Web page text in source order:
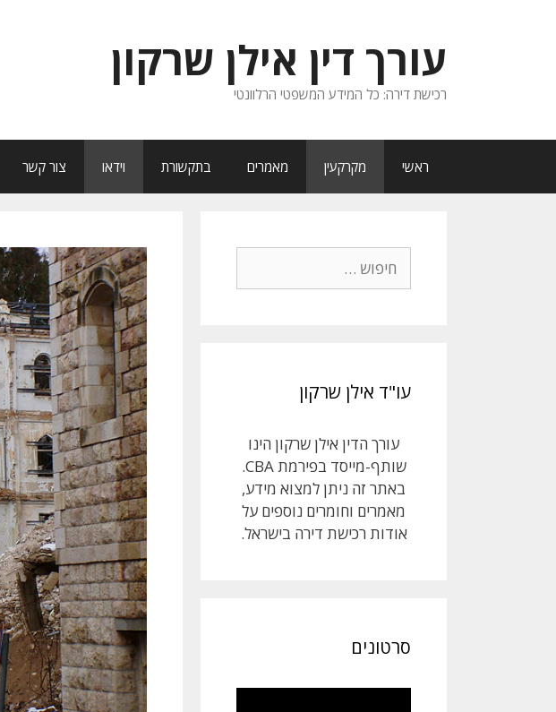
עורך דין אילן שרקון
רכישת דירה: כל המידע המשפטי הרלוונטי
ראשי מקרקעין מאמרים בתקשורת וידאו צור קשר
עו"ד אילן שרקון
עורך הדין אילן שרקון הינו
שותף-מייסד בפירמת CBA.
באתר זה ניתן למצוא מידע,
מאמרים וחומרים נוספים על
אודות רכישת דירה בישראל.
סרטונים